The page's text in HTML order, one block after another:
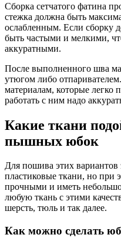
Сборка сетчатого фатина
стежка должна быть
ослабленным. Если сборку
быть частыми и мелкими,
аккуратными.
После выполненного шва
утюгом либо
материалам, которые легко
работать с ним надо
Какие ткани
пышных юбок
Для пошива этих
пластиковые ткани, но при
прочными и иметь
любую ткань с этими
шерсть, тюль и так далее.
Как можно сделать